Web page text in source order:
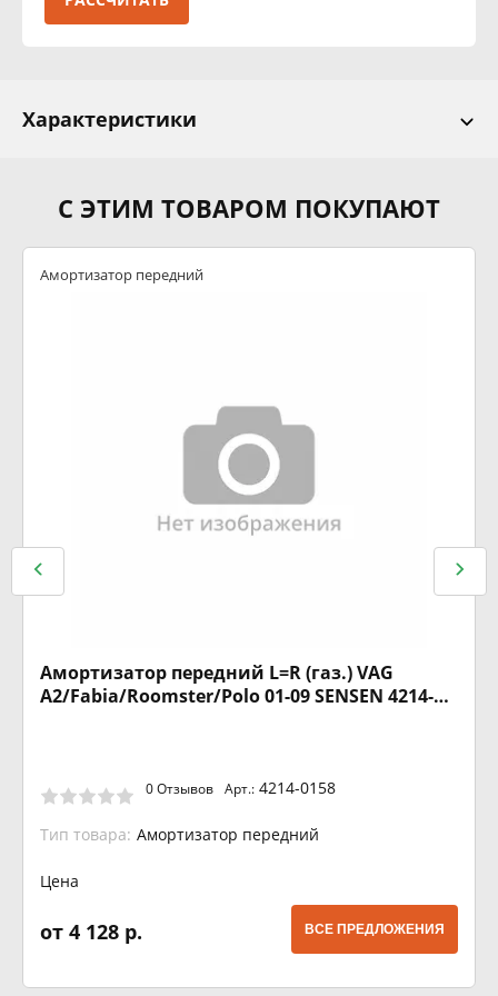
Характеристики
С ЭТИМ ТОВАРОМ ПОКУПАЮТ
Амортизатор передний
Амортизатор передний L=R (газ.) VAG
A2/Fabia/Roomster/Polo 01-09 SENSEN 4214-
0 Отзывов Арт.: 4214-0158
Тип товара: Амортизатор передний
Цена
от 4 128 р. ВСЕ ПРЕДЛОЖЕНИЯ